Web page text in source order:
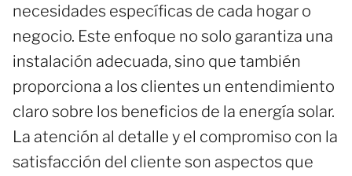
necesidades específicas de cada hogar o
negocio. Este enfoque no solo garantiza una
instalación adecuada, sino que también
proporciona a los clientes un entendimiento
claro sobre los beneficios de la energía solar.
La atención al detalle y el compromiso con la
satisfacción del cliente son aspectos que